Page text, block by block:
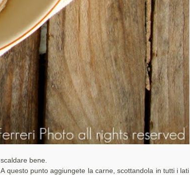
scaldare bene.
A questo punto aggiungete la carne, scottandola in tutti i lati